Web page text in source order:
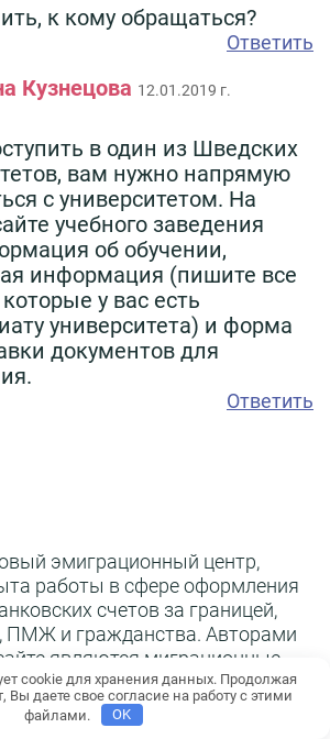
к кому обращаться?
Ответить
Кузнецова 12.01.2019 г.
в один из Шведских
вам нужно напрямую
с университетом. На
учебного заведения
об обучении,
информация (пишите все
у вас есть
университета) и форма
документов для
Ответить
эмиграционный центр,
работы в сфере оформления
счетов за границей,
ПМЖ и гражданства. Авторами
являются миграционные
путешественники и люди,
cookie для хранения данных. Продолжая
Вы даете свое согласие на работу с этими
файлами.
OK